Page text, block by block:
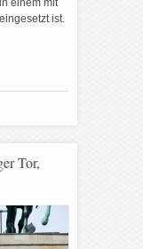
einem mit
ist.
Tor,